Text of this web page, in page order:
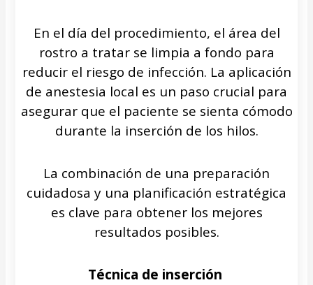
En el día del procedimiento, el área del
rostro a tratar se limpia a fondo para
reducir el riesgo de infección. La aplicación
de anestesia local es un paso crucial para
asegurar que el paciente se sienta cómodo
durante la inserción de los hilos.
La combinación de una preparación
cuidadosa y una planificación estratégica
es clave para obtener los mejores
resultados posibles.
Técnica de inserción